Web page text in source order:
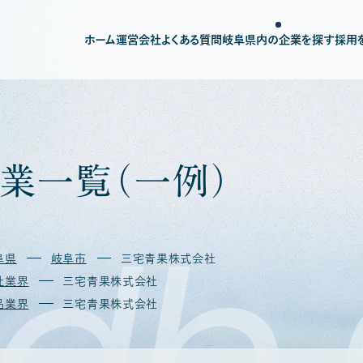
ホーム運営会社よくある質問 岐阜県内の企業を探す採用
一覧 （ 一例 ）
県 岐阜市
三宅青果株式会社
業界
三宅青果株式会社
業界
三宅青果株式会社